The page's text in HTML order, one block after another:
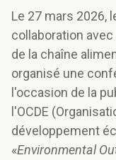
Le 27 mars 2026,
collaboration avec
de la chaîne
organisé une
l'occasion de la
l'OCDE
développement
«Environmental